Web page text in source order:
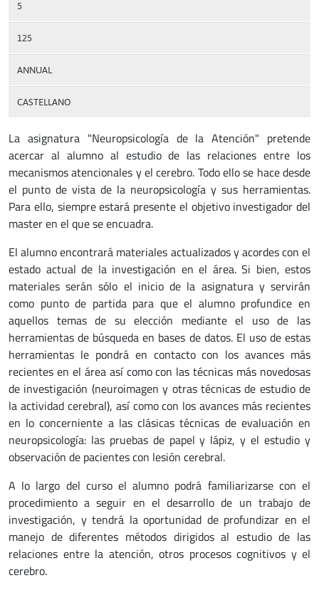
5
125
ANNUAL
CASTELLANO
La asignatura "Neuropsicología de la Atención" pretende
acercar al alumno al estudio de las relaciones entre los
mecanismos atencionales y el cerebro. Todo ello se hace desde
el punto de vista de la neuropsicología y sus herramientas.
Para ello, siempre estará presente el objetivo investigador del
master en el que se encuadra.
El alumno encontrará materiales actualizados y acordes con el
estado actual de la investigación en el área. Si bien, estos
materiales serán sólo el inicio de la asignatura y servirán
como punto de partida para que el alumno profundice en
aquellos temas de su elección mediante el uso de las
herramientas de búsqueda en bases de datos. El uso de estas
herramientas le pondrá en contacto con los avances más
recientes en el área así como con las técnicas más novedosas
de investigación (neuroimagen y otras técnicas de estudio de
la actividad cerebral), así como con los avances más recientes
en lo concerniente a las clásicas técnicas de evaluación en
neuropsicología: las pruebas de papel y lápiz, y el estudio y
observación de pacientes con lesión cerebral.
A lo largo del curso el alumno podrá familiarizarse con el
procedimiento a seguir en el desarrollo de un trabajo de
investigación, y tendrá la oportunidad de profundizar en el
manejo de diferentes métodos dirigidos al estudio de las
relaciones entre la atención, otros procesos cognitivos y el
cerebro.